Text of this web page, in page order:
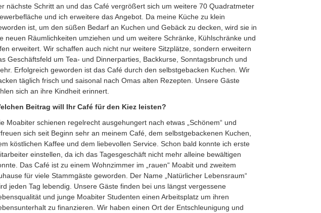
nächste Schritt an und das Café vergrößert sich um weitere 70 Quadratmeter
und ich erweitere das Angebot. Da meine Küche zu klein
ist, um den süßen Bedarf an Kuchen und Gebäck zu decken, wird sie in
neuen Räumlichkeiten umziehen und um weitere Schränke, Kühlschränke und
erweitert. Wir schaffen auch nicht nur weitere Sitzplätze, sondern erweitern
Geschäftsfeld um Tea- und Dinnerparties, Backkurse, Sonntagsbrunch und
Erfolgreich geworden ist das Café durch den selbstgebacken Kuchen. Wir
täglich frisch und saisonal nach Omas alten Rezepten. Unsere Gäste
sich an ihre Kindheit erinnert.
Beitrag will Ihr Café für den Kiez leisten?
Moabiter schienen regelrecht ausgehungert nach etwas „Schönem“ und
sich seit Beginn sehr an meinem Café, dem selbstgebackenen Kuchen,
köstlichen Kaffee und dem liebevollen Service. Schon bald konnte ich erste
einstellen, da ich das Tagesgeschäft nicht mehr alleine bewältigen
Das Café ist zu einem Wohnzimmer im „rauen“ Moabit und zweitem
für viele Stammgäste geworden. Der Name „Natürlicher Lebensraum“
jeden Tag lebendig. Unsere Gäste finden bei uns längst vergessene
und junge Moabiter Studenten einen Arbeitsplatz um ihren
zu finanzieren. Wir haben einen Ort der Entschleunigung und